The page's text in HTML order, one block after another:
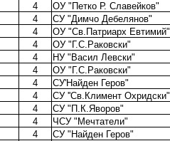
4 ОУ "Петко Р. Славейков"
4 СУ "Димчо Дебелянов"
4 ОУ "Св.Патриарх Евтимий"
4 ОУ "Г.С.Раковски"
4 НУ "Васил Левски"
4 ОУ "Г.С.Раковски"
4 СУ'Найден Геров"
4 СУ ''Св.Климент Охридски"
4 СУ "П.К.Яворов"
4 ЧСУ "Мечтатели"
4 СУ "Найден Геров"